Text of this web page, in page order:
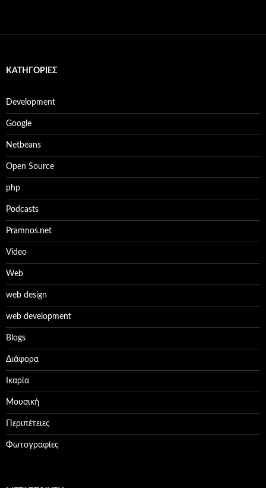
KΑΤΗΓΟΡΊΕΣ
Development
Google
Netbeans
Open Source
php
Podcasts
Pramnos.net
Video
Web
web design
web development
Βlogs
Διάφορα
Ικαρία
Μουσική
Περιπέτειες
Φωτογραφίες